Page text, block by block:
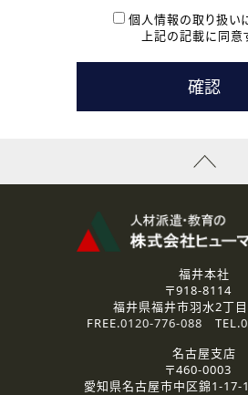
本登録に関するご連絡および本登録
たします。
( 3 ) スタッフ派遣を検討されている企業
お問い合わせの内容に回答するため
なお、ご連絡手段は、電話・Ｅメール
資料送付、受講相談に関するご連絡
その他、お問い合わせの内容に回答
なお、ご連絡手段は、電話・Ｅメール
2.個人情報の第三者提供
ご提供いただいた個人情報は、法令等の
3.個人情報の取り扱いの委託
弊社の定める個人情報保護の評価基準
個人情報の取り扱い
上記の記載に同意
福井本社
〒918-8114
福井県福井市羽水2丁
FREE.0120-776-088 TEL.
名古屋支店
〒460-0003
愛知県名古屋市中区錦1-17-